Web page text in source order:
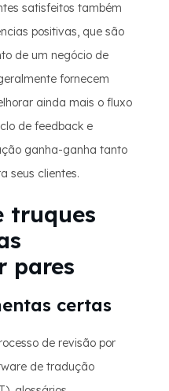
satisfeitos também
positivas, que são
de um negócio de
fornecem
ainda mais o fluxo
de feedback e
ganha-ganha tanto
seus clientes.
truques
pares
certas
de revisão por
de tradução